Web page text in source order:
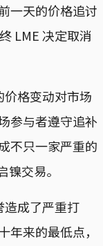
一天的价格追讨
LME 决定取消
格变动对市场
参与者遵守追补
不只一家严重的
交易。
造成了严重打
来的最低点，